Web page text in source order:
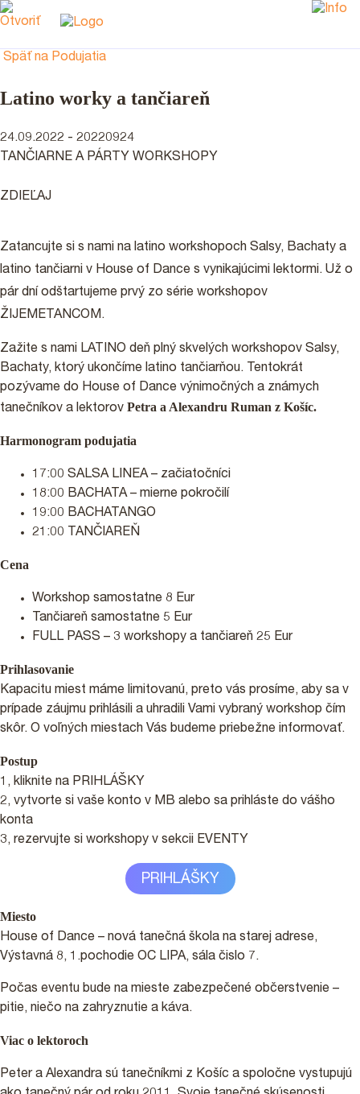
PRIHLÁŠKY
PODPORTE NÁS 2%
Späť na Podujatia
Latino worky a tančiareň
24.09.2022 - 20220924
TANČIARNE A PÁRTY WORKSHOPY
ZDIEĽAJ
Zatancujte si s nami na latino workshopoch Salsy, Bachaty a
latino tančiarni v House of Dance s vynikajúcimi lektormi. Už o
pár dní odštartujeme prvý zo série workshopov
ŽIJEMETANCOM.
Zažite s nami LATINO deň plný skvelých workshopov Salsy,
Bachaty, ktorý ukončíme latino tančiarňou. Tentokrát
pozývame do House of Dance výnimočných a známych
tanečníkov a lektorov Petra a Alexandru Ruman z Košíc.
Harmonogram podujatia
17:00 SALSA LINEA – začiatočníci
18:00 BACHATA – mierne pokročilí
19:00 BACHATANGO
21:00 TANČIAREŇ
Cena
Workshop samostatne 8 Eur
Tančiareň samostatne 5 Eur
FULL PASS – 3 workshopy a tančiareň 25 Eur
Prihlasovanie
Kapacitu miest máme limitovanú, preto vás prosíme, aby sa v
prípade záujmu prihlásili a uhradili Vami vybraný workshop čím
skôr. O voľných miestach Vás budeme priebežne informovať.
Postup
1, kliknite na PRIHLÁŠKY
2, vytvorte si vaše konto v MB alebo sa prihláste do vášho
konta
3, rezervujte si workshopy v sekcii EVENTY
PRIHLÁŠKY
Miesto
House of Dance – nová tanečná škola na starej adrese,
Výstavná 8, 1.pochodie OC LIPA, sála čislo 7.
Počas eventu bude na mieste zabezpečené občerstvenie –
pitie, niečo na zahryznutie a káva.
Viac o lektoroch
Peter a Alexandra sú tanečníkmi z Košíc a spoločne vystupujú